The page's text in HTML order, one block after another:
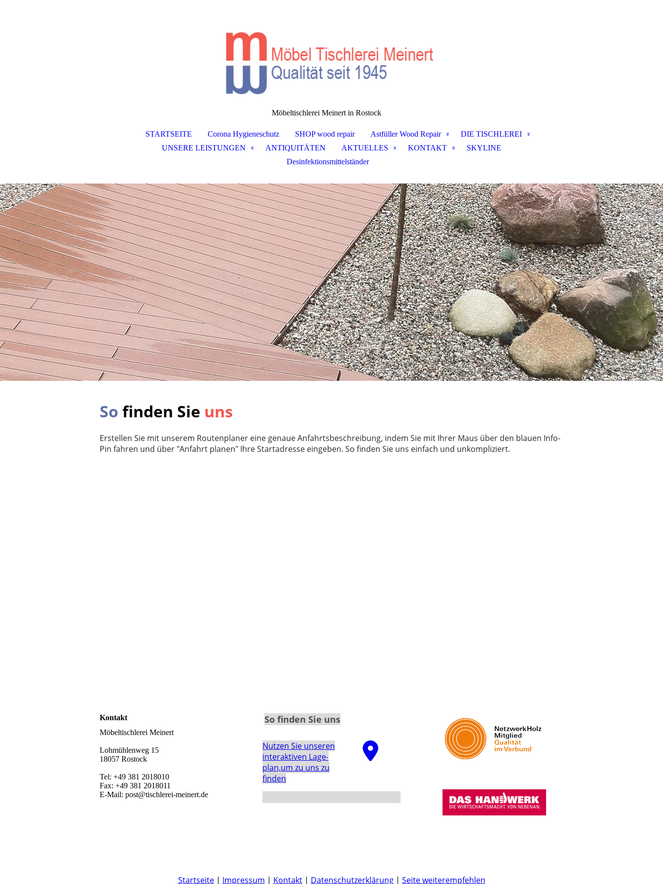
Möbeltischlerei Meinert in Rostock
STARTSEITE Corona Hygieneschutz SHOP wood repair Astfüller Wood Repair
DIE TISCHLEREI
UNSERE LEISTUNGEN
ANTIQUITÄTEN AKTUELLES KONTAKT
SKYLINE
Desinfektionsmittelständer
So finden Sie uns
Erstellen Sie mit unserem Routenplaner eine genaue Anfahrtsbeschreibung, indem Sie mit Ihrer Maus über den blauen Info-
Pin fahren und über "Anfahrt planen" Ihre Startadresse eingeben. So finden Sie uns einfach und unkompliziert.
Kontakt
Möbeltischlerei Meinert
Lohmühlenweg 15
18057 Rostock
Tel: +49 381 2018010
Fax: +49 381 2018011
E-Mail: post@tischlerei-meinert.de
So finden Sie uns
Nutzen Sie unseren
interaktiven La­ge­
plan,um zu uns zu
finden
Startseite| Impressum | Kontakt| Datenschutzerklärung| Seite weiterempfehlen